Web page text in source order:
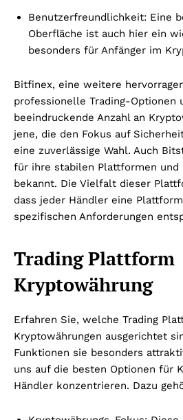
Benutzerfreundlichkeit: Eine
Oberfläche ist auch hier ein
besonders für Anfänger im
Bitfinex, eine weitere
professionelle Trading-Optionen
beeindruckende Anzahl an
jene, die den Fokus auf
eine zuverlässige Wahl. Auch
für ihre stabilen Plattformen und
bekannt. Die Vielfalt dieser
dass jeder Händler eine
spezifischen Anforderungen
Trading Plattform
Kryptowährung
Erfahren Sie, welche Trading
Kryptowährungen ausgerichtet
Funktionen sie besonders
uns auf die besten Optionen für
Händler konzentrieren. Dazu